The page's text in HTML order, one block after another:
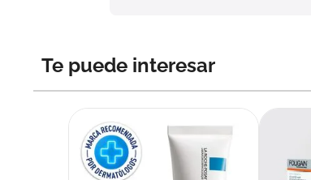
Te puede interesar